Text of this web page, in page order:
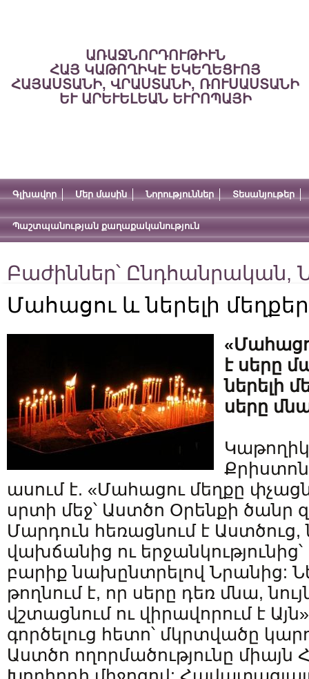
ԱՌԱՋՆՈՐԴՈՒԹԻՒՆ
ՀԱՅ ԿԱԹՈՂԻԿԷ ԵԿԵՂԵՑՒՈՅ
ՀԱՅԱՍՏԱՆԻ, ՎՐԱՍՏԱՆԻ, ՌՈՒՍԱՍՏԱՆԻ
ԵՒ ԱՐԵՒԵԼԵԱՆ ԵՒՐՈՊԱՅԻ
Գլխավոր Մեր մասին Նորություններ Տեսանյութեր
Պաշտպանության քաղաքականություն
Բաժիններ՝ Ընդհանրական,
Մահացու և ներելի մեղքեր
է սերը
ներելի
սերը
ասում է. «Մահացու մեղքը
սրտի մեջ՝ Աստծո Օրենքի ծանր
Մարդուն հեռացնում է Աստծուց,
վախճանից ու
բարիք նախընտրելով Նրանից:
թողնում է, որ սերը դեռ մնա,
վշտացնում ու վիրավորում է
գործելուց հետո՝ մկրտվածը
Աստծո ողորմածությունը միայն